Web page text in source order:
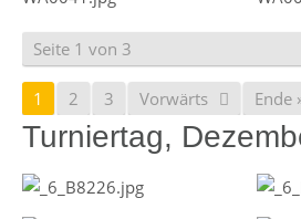
Seite 1 von 3
1 2 3 Vorwärts Ende
Turniertag,